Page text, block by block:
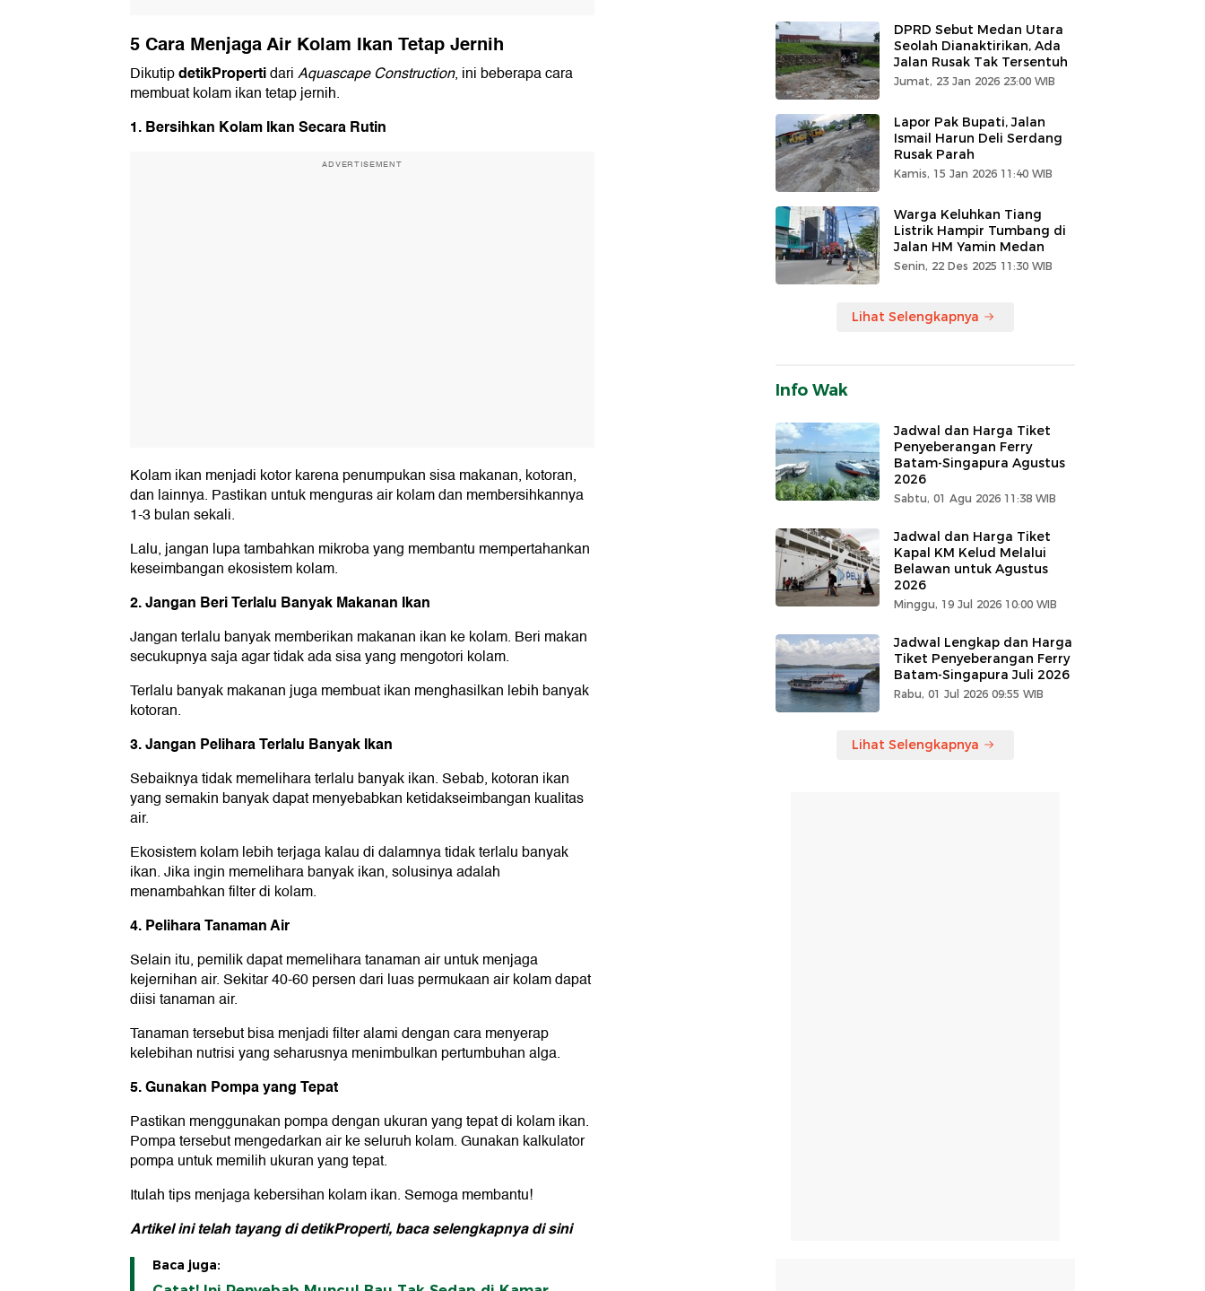
5 Cara Menjaga Air Kolam Ikan Tetap Jernih
DikutipdetikPropertidariAquascape Construction, ini beberapa cara
membuat kolam ikan tetap jernih.
1. Bersihkan Kolam Ikan Secara Rutin
ADVERTISEMENT
Kolam ikan menjadi kotor karena penumpukan sisa makanan, kotoran,
dan lainnya. Pastikan untuk menguras air kolam dan membersihkannya
1-3 bulan sekali.
Lalu, jangan lupa tambahkan mikroba yang membantu mempertahankan
keseimbangan ekosistem kolam.
2. Jangan Beri Terlalu Banyak Makanan Ikan
Jangan terlalu banyak memberikan makanan ikan ke kolam. Beri makan
secukupnya saja agar tidak ada sisa yang mengotori kolam.
Terlalu banyak makanan juga membuat ikan menghasilkan lebih banyak
kotoran.
3. Jangan Pelihara Terlalu Banyak Ikan
Sebaiknya tidak memelihara terlalu banyak ikan. Sebab, kotoran ikan
yang semakin banyak dapat menyebabkan ketidakseimbangan kualitas
air.
Ekosistem kolam lebih terjaga kalau di dalamnya tidak terlalu banyak
ikan. Jika ingin memelihara banyak ikan, solusinya adalah
menambahkan filter di kolam.
4. Pelihara Tanaman Air
Selain itu, pemilik dapat memelihara tanaman air untuk menjaga
kejernihan air. Sekitar 40-60 persen dari luas permukaan air kolam dapat
diisi tanaman air.
Tanaman tersebut bisa menjadi filter alami dengan cara menyerap
kelebihan nutrisi yang seharusnya menimbulkan pertumbuhan alga.
5. Gunakan Pompa yang Tepat
Pastikan menggunakan pompa dengan ukuran yang tepat di kolam ikan.
Pompa tersebut mengedarkan air ke seluruh kolam. Gunakan kalkulator
pompa untuk memilih ukuran yang tepat.
Itulah tips menjaga kebersihan kolam ikan. Semoga membantu!
Artikel ini telah tayang di detikProperti, baca selengkapnyadi sini
Baca juga:
DPRD Sebut Medan Utara
Seolah Dianaktirikan, Ada
Jalan Rusak Tak Tersentuh
Jumat, 23 Jan 2026 23:00 WIB
Lapor Pak Bupati, Jalan
Ismail Harun Deli Serdang
Rusak Parah
Kamis, 15 Jan 2026 11:40 WIB
Warga Keluhkan Tiang
Listrik Hampir Tumbang di
Jalan HM Yamin Medan
Senin, 22 Des 2025 11:30 WIB
Lihat Selengkapnya
Info Wak
Jadwal dan Harga Tiket
Penyeberangan Ferry
Batam-Singapura Agustus
2026
Sabtu, 01 Agu 2026 11:38 WIB
Jadwal dan Harga Tiket
Kapal KM Kelud Melalui
Belawan untuk Agustus
2026
Minggu, 19 Jul 2026 10:00 WIB
Jadwal Lengkap dan Harga
Tiket Penyeberangan Ferry
Batam-Singapura Juli 2026
Rabu, 01 Jul 2026 09:55 WIB
Lihat Selengkapnya